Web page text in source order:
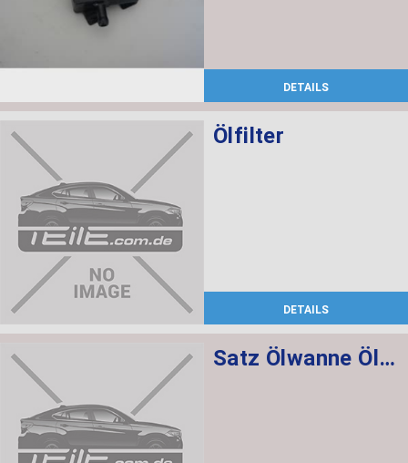
DETAILS
Ölfilter
DETAILS
Satz Ölwanne Ölfilter Automatikgetriebe